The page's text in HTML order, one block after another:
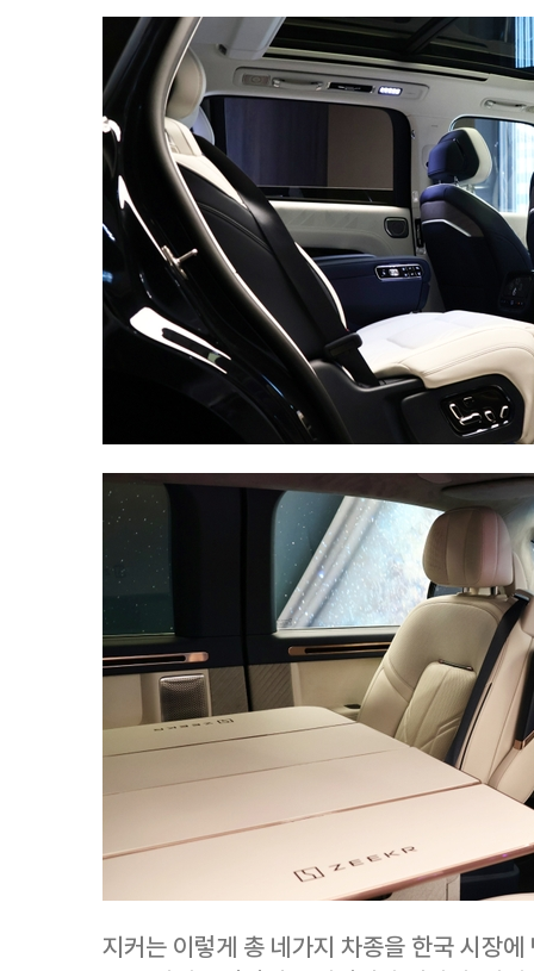
지커는 이렇게 총 네가지 차종을 한국 시장